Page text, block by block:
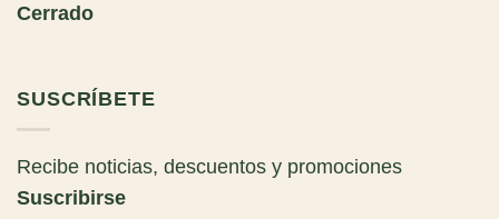
Cerrado
SUSCRÍBETE
Recibe noticias, descuentos y promociones
Suscribirse